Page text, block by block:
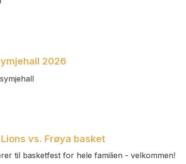
2026
vs. Frøya basket
til basketfest for hele familien - velkommen!